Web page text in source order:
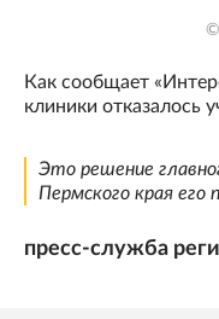
©
Как сообщает
клиники отказалось
Это решение
Пермского края его
пресс-служба